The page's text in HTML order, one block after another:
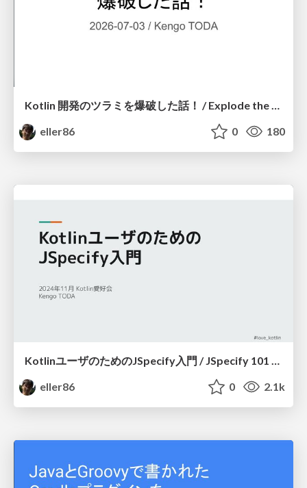
Kotlin 開発のツラミを爆破した話！ / Explode the difficulty of Kotlin dev!
eller86
0 180
eller86
0 2.1k